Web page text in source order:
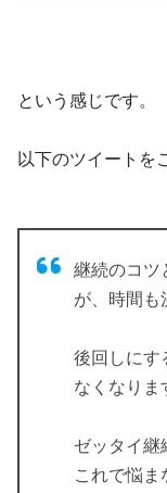
という感じです。
以下のツイートを
継続のコツ
が、時間も
後回しにす
なくなりま
ゼッタイ継
これで悩ま